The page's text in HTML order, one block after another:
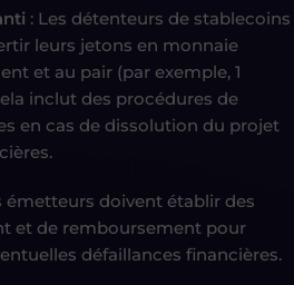
: Les détenteurs de stablecoins
leurs jetons en monnaie
et au pair (par exemple, 1
inclut des procédures de
en cas de dissolution du projet
émetteurs doivent établir des
et de remboursement pour
défaillances financières.